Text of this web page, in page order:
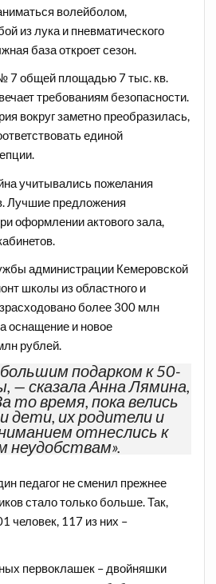
волейболом,
из лука и пневматического
база откроет сезон.
7 общей площадью 7 тыс. кв.
требованиям безопасности.
вокруг заметно преобразилась,
единой
учитывались пожелания
Лучшие предложения
оформлении актового зала,
администрации Кемеровской
школы из областного и
более 300 млн
оснащение и новое
рублей.
подарком к 50-
— сказала Анна Лямина,
то время, пока велись
дети, их родители и
отнеслись к
неудобствам».
педагог не сменил прежнее
стало только больше. Так,
человек, 117 из них –
первоклашек – двойняшки